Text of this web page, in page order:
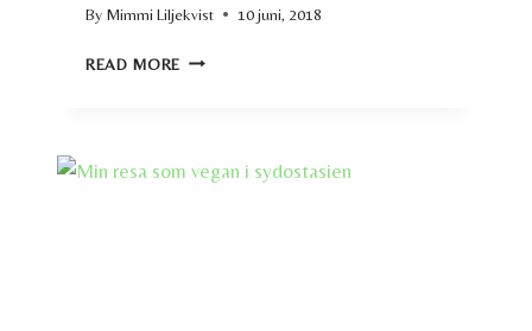
By Mimmi Liljekvist 10 juni, 2018
READ MORE VARFÖR